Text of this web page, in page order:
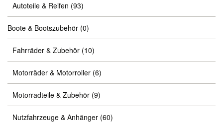
Autoteile & Reifen (93)
Boote & Bootszubehör (0)
Fahrräder & Zubehör (10)
Motorräder & Motorroller (6)
Motorradteile & Zubehör (9)
Nutzfahrzeuge & Anhänger (60)